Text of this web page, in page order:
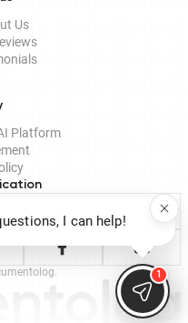
Us
Platform
I can help!
1